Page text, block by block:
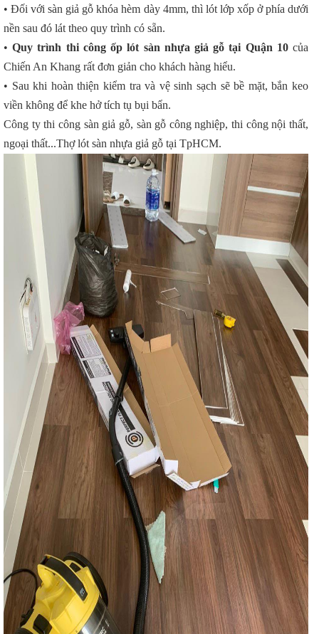
• Đối với sàn giả gỗ khóa hèm dày 4mm, thì lót lớp xốp ở phía dưới
nền sau đó lát theo quy trình có sẵn.
•Quy trình thi công ốp lót sàn nhựa giả gỗ tại Quận 10của
Chiến An Khang rất đơn giản cho khách hàng hiểu.
• Sau khi hoàn thiện kiểm tra và vệ sinh sạch sẽ bề mặt, bắn keo
viền không để khe hở tích tụ bụi bẩn.
Công ty thi công sàn giả gỗ, sàn gỗ công nghiệp, thi công nội thất,
ngoại thất...Thợ lót sàn nhựa giả gỗ tại TpHCM.